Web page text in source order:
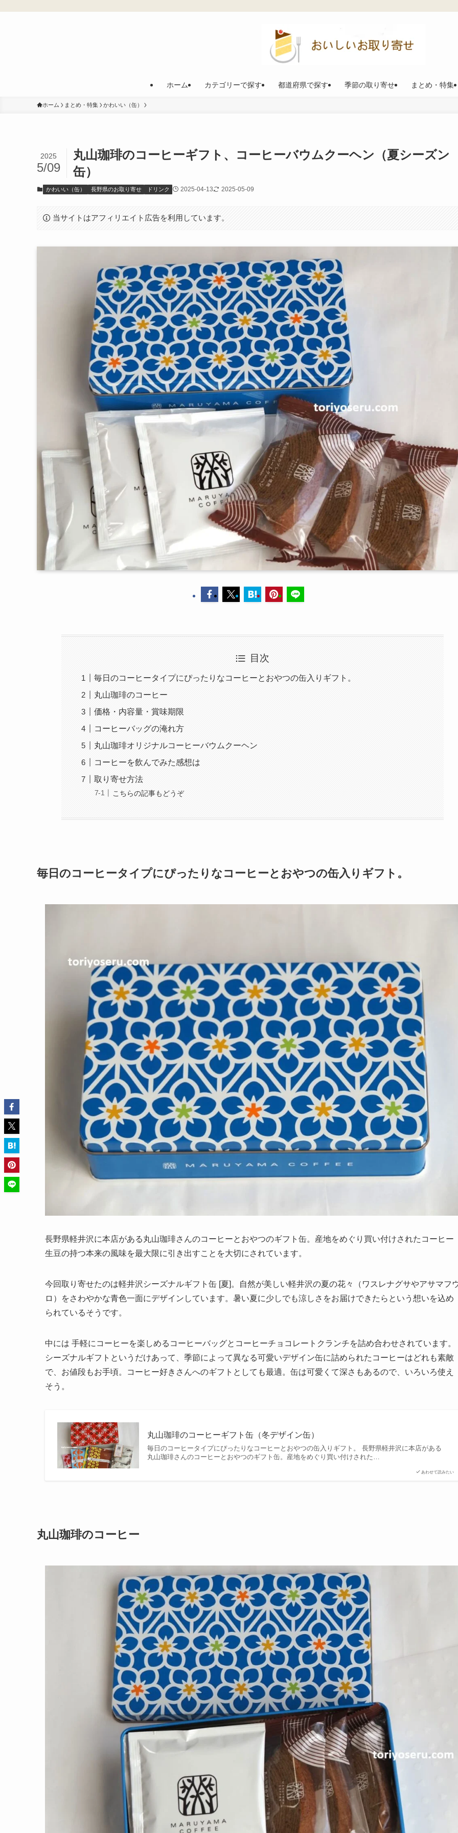
ホーム カテゴリーで探す 都道府県で探す 季節の取り寄せ まとめ・特集
ホーム まとめ・特集 かわいい（缶）
丸山珈琲のコーヒーギフト、コーヒーバウムクーヘン（夏シーズン
缶）
2025
5/09
かわいい（缶） 長野県のお取り寄せ ドリンク 2025-04-13 2025-05-09
当サイトはアフィリエイト広告を利用しています。
目次
毎日のコーヒータイプにぴったりなコーヒーとおやつの缶入りギフト。
丸山珈琲のコーヒー
価格・内容量・賞味期限
コーヒーバッグの淹れ方
丸山珈琲オリジナルコーヒーバウムクーヘン
コーヒーを飲んでみた感想は
取り寄せ方法
こちらの記事もどうぞ
毎日のコーヒータイプにぴったりなコーヒーとおやつの缶入りギフト。
長野県軽井沢に本店がある丸山珈琲さんのコーヒーとおやつのギフト缶。産地をめぐり買い付けされたコーヒー
生豆の持つ本来の風味を最大限に引き出すことを大切にされています。
今回取り寄せたのは軽井沢シーズナルギフト缶 [夏]。自然が美しい軽井沢の夏の花々（ワスレナグサやアサマフ
ロ）をさわやかな青色一面にデザインしています。暑い夏に少しでも涼しさをお届けできたらという想いを込め
られているそうです。
中には 手軽にコーヒーを楽しめるコーヒーバッグとコーヒーチョコレートクランチを詰め合わせされています。
シーズナルギフトというだけあって、季節によって異なる可愛いデザイン缶に詰められたコーヒーはどれも素敵
で、お値段もお手頃。コーヒー好きさんへのギフトとしても最適。缶は可愛くて深さもあるので、いろいろ使え
そう。
あわせて読みたい
丸山珈琲のコーヒーギフト缶（冬デザイン缶）
毎日のコーヒータイプにぴったりなコーヒーとおやつの缶入りギフト。 長野県軽井沢に本店がある
丸山珈琲さんのコーヒーとおやつのギフト缶。産地をめぐり買い付けされた…
丸山珈琲のコーヒー